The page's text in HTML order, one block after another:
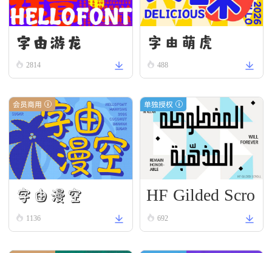
字由游龙
2814
字由萌虎
488
会员商用
字由漫空
1136
单独授权
HF Gilded Scro
ll 692